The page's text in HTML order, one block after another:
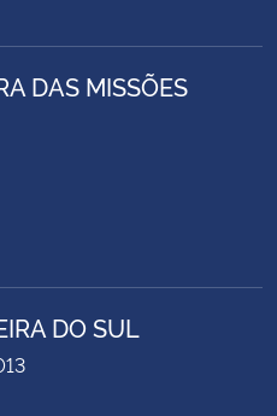
DAS MISSÕES
DO SUL